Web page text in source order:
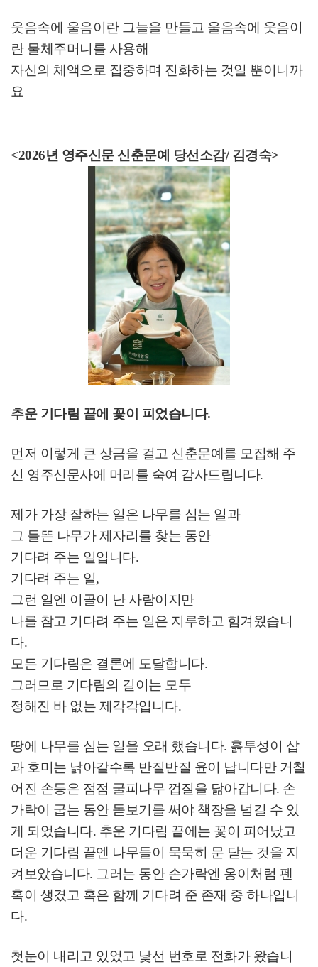
웃음속에 울음이란 그늘을 만들고 울음속에 웃음이
란 물체주머니를 사용해
자신의 체액으로 집중하며 진화하는 것일 뿐이니까
요
<2026년 영주신문 신춘문예 당선소감/김경숙>
추운 기다림 끝에 꽃이 피었습니다.
먼저 이렇게 큰 상금을 걸고 신춘문예를 모집해 주
신 영주신문사에 머리를 숙여 감사드립니다.
제가 가장 잘하는 일은 나무를 심는 일과
그 들뜬 나무가 제자리를 찾는 동안
기다려 주는 일입니다.
기다려 주는 일,
그런 일엔 이골이 난 사람이지만
나를 참고 기다려 주는 일은 지루하고 힘겨웠습니
다.
모든 기다림은 결론에 도달합니다.
그러므로 기다림의 길이는 모두
정해진 바 없는 제각각입니다.
땅에 나무를 심는 일을 오래 했습니다. 흙투성이 삽
과 호미는 낡아갈수록 반질반질 윤이 납니다만 거칠
어진 손등은 점점 굴피나무 껍질을 닮아갑니다. 손
가락이 굽는 동안 돋보기를 써야 책장을 넘길 수 있
게 되었습니다. 추운 기다림 끝에는 꽃이 피어났고
더운 기다림 끝엔 나무들이 묵묵히 문 닫는 것을 지
켜보았습니다. 그러는 동안 손가락엔 옹이처럼 펜
혹이 생겼고 혹은 함께 기다려 준 존재 중 하나입니
다.
첫눈이 내리고 있었고 낯선 번호로 전화가 왔습니